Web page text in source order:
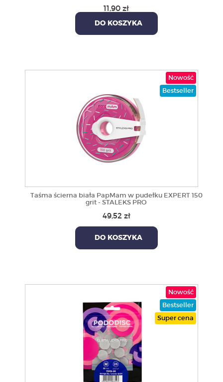
11,90 zł
DO KOSZYKA
Nowość
Bestseller
Taśma ścierna biała PapMam w pudełku EXPERT 150
grit - STALEKS PRO
49,52 zł
DO KOSZYKA
Nowość
Bestseller
Super cena